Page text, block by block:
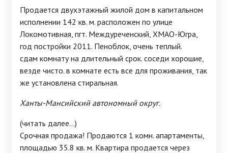
Продается двухэтажный жилой дом в капитальном
исполнении 142 кв. м. расположен по улице
Локомотивная, пгт. Междуреченский, ХМАО-Югра,
год постройки 2011. Пеноблок, очень теплый.
сдам комнату на длительный срок. соседи хорошие,
везде чисто. в комнате есть все для проживания, так
же установлена стиральная.
Ханты-Мансийский автономный округ.
(читать далее...)
Срочная продажа! Продаются 1 комн. апартаменты,
площадью 35.8 кв. м. Квартира продается через